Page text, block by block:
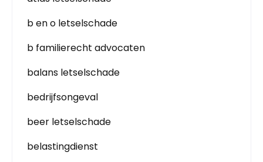
b en o letselschade
b familierecht advocaten
balans letselschade
bedrijfsongeval
beer letselschade
belastingdienst